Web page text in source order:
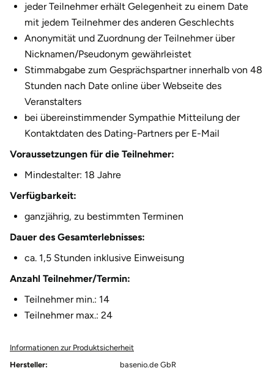
jeder Teilnehmer erhält Gelegenheit zu einem Date
mit jedem Teilnehmer des anderen Geschlechts
Anonymität und Zuordnung der Teilnehmer über
Nicknamen/Pseudonym gewährleistet
Stimmabgabe zum Gesprächspartner innerhalb von 48
Stunden nach Date online über Webseite des
Veranstalters
bei übereinstimmender Sympathie Mitteilung der
Kontaktdaten des Dating-Partners per E-Mail
Voraussetzungen für die Teilnehmer:
Mindestalter: 18 Jahre
Verfügbarkeit:
ganzjährig, zu bestimmten Terminen
Dauer des Gesamterlebnisses:
ca. 1,5 Stunden inklusive Einweisung
Anzahl Teilnehmer/Termin:
Teilnehmer min.: 14
Teilnehmer max.: 24
Informationen zur Produktsicherheit
Hersteller:
basenio.de GbR
Freiberg
Fulda
Fürstenfeldbruck
Fürth
Geiselwind
Gelnhausen
Gersfeld
Görlitz